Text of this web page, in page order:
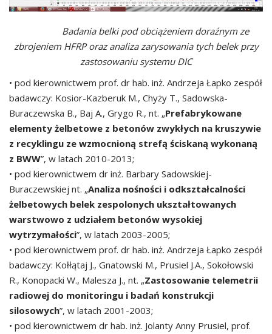
Badania belki pod obciążeniem doraźnym ze
zbrojeniem HFRP oraz analiza zarysowania tych belek przy
zastosowaniu systemu DIC
• pod kierownictwem prof. dr hab. inż. Andrzeja Łapko zespół
badawczy: Kosior-Kazberuk M., Chyży T., Sadowska-
Buraczewska B., Baj A., Grygo R., nt. „Prefabrykowane
elementy żelbetowe z betonów zwykłych na kruszywie
z recyklingu ze wzmocnioną strefą ściskaną wykonaną
z BWW”, w latach 2010-2013;
• pod kierownictwem dr inż. Barbary Sadowskiej-
Buraczewskiej nt. „Analiza nośności i odkształcalności
żelbetowych belek zespolonych ukształtowanych
warstwowo z udziałem betonów wysokiej
wytrzymałości”, w latach 2003-2005;
• pod kierownictwem prof. dr hab. inż. Andrzeja Łapko zespół
badawczy: Kołłątaj J., Gnatowski M., Prusiel J.A., Sokołowski
R., Konopacki W., Malesza J., nt. „Zastosowanie telemetrii
radiowej do monitoringu i badań konstrukcji
silosowych”, w latach 2001-2003;
• pod kierownictwem dr hab. inż. Jolanty Anny Prusiel, prof.